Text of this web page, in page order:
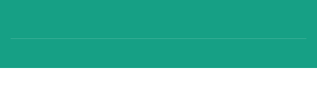
Політика конфіденційності та захисту персональних даних